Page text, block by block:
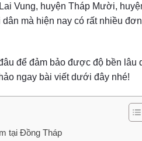
Vung, huyện Tháp Mười,
mà hiện nay có rất nhiều
để đảm bảo được độ bền lâu
ngay bài viết dưới đây nhé!
tại Đồng Tháp